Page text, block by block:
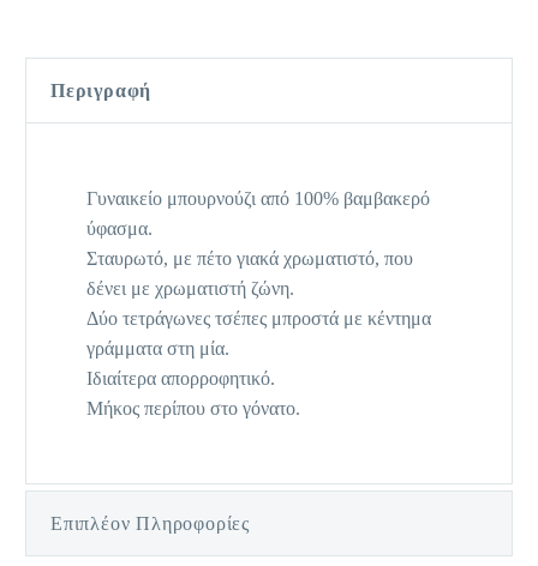
Περιγραφή
Γυναικείο μπουρνούζι από 100% βαμβακερό
ύφασμα.
Σταυρωτό, με πέτο γιακά χρωματιστό, που
δένει με χρωματιστή ζώνη.
Δύο τετράγωνες τσέπες μπροστά με κέντημα
γράμματα στη μία.
Ιδιαίτερα απορροφητικό.
Μήκος περίπου στο γόνατο.
Επιπλέον Πληροφορίες